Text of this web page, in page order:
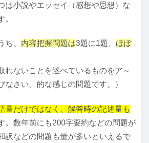
は小説やエッセイ（感想や思想）な
。
ち、 内容把握問題は3題に1題、 ほぼ
れないことを述べているものをア～
なさい。的な感じの問題です。）
量だけではなく、解答時の記述量も
。数年前にも200字要約などの問題が
訳などの問題も量が多いといえるで